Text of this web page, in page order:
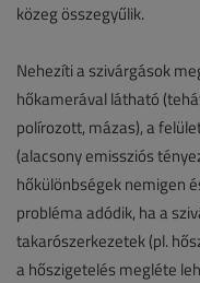
közeg összegyűlik.
Nehezíti a szivárgások
hőkamerával látható
polírozott, mázas), a
(alacsony emissziós
hőkülönbségek nemigen
probléma adódik, ha a
takarószerkezetek (pl.
a hőszigetelés megléte